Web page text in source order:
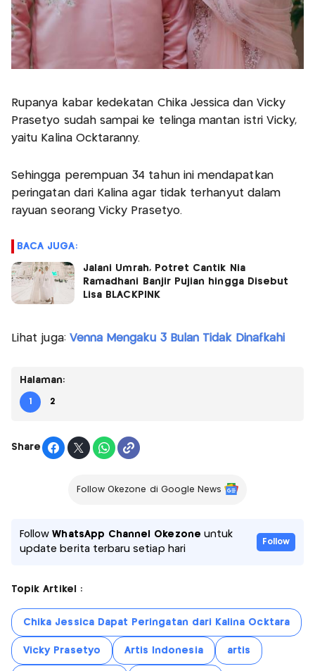
Rupanya kabar kedekatan Chika Jessica dan Vicky
Prasetyo sudah sampai ke telinga mantan istri Vicky,
yaitu Kalina Ocktaranny.
Sehingga perempuan 34 tahun ini mendapatkan
peringatan dari Kalina agar tidak terhanyut dalam
rayuan seorang Vicky Prasetyo.
BACA JUGA:
Jalani Umrah, Potret Cantik Nia
Ramadhani Banjir Pujian hingga Disebut
Lisa BLACKPINK
Lihat juga: Venna Mengaku 3 Bulan Tidak Dinafkahi
Halaman:
1 2
Share
Follow Okezone di Google News
FollowWhatsApp Channel Okezone untuk
update berita terbaru setiap hari
Follow
Topik Artikel :
Chika Jessica Dapat Peringatan dari Kalina Ocktara
Vicky Prasetyo Artis Indonesia artis